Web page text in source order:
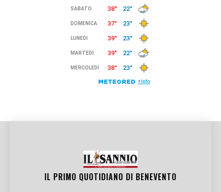
IL PRIMO QUOTIDIANO DI BENEVENTO